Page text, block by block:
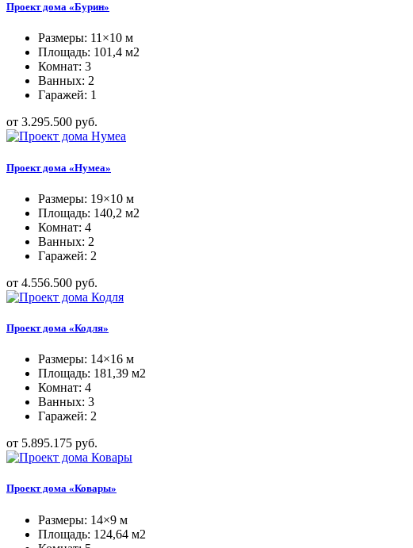
Проект дома «Бурин»
Размеры: 11×10 м
Площадь: 101,4 м2
Комнат: 3
Ванных: 2
Гаражей: 1
от 3.295.500 руб.
Проект дома «Нумеа»
Размеры: 19×10 м
Площадь: 140,2 м2
Комнат: 4
Ванных: 2
Гаражей: 2
от 4.556.500 руб.
Проект дома «Кодля»
Размеры: 14×16 м
Площадь: 181,39 м2
Комнат: 4
Ванных: 3
Гаражей: 2
от 5.895.175 руб.
Проект дома «Ковары»
Размеры: 14×9 м
Площадь: 124,64 м2